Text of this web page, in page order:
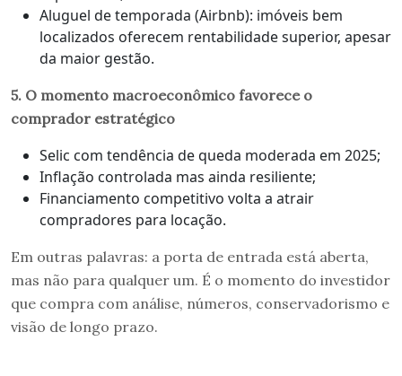
Aluguel de temporada (Airbnb): imóveis bem
localizados oferecem rentabilidade superior, apesar
da maior gestão.
5. O momento macroeconômico favorece o
comprador estratégico
Selic com tendência de queda moderada em 2025;
Inflação controlada mas ainda resiliente;
Financiamento competitivo volta a atrair
compradores para locação.
Em outras palavras: a porta de entrada está aberta,
mas não para qualquer um. É o momento do investidor
que compra com análise, números, conservadorismo e
visão de longo prazo.